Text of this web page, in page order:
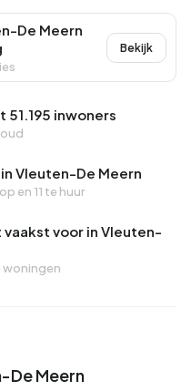
De Meern
Bekijk
inwoners
Vleuten-De Meern
en 11 te huur
voor in Vleuten-
woningen
De Meern